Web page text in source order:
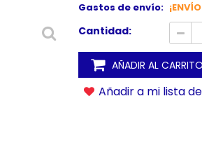
Gastos de envío:
Cantidad:
AÑADIR AL CARRITO
Añadir a mi lista